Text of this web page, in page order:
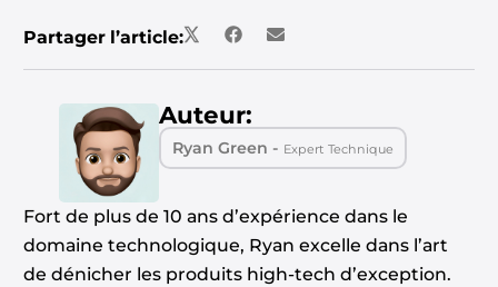
Partager l’article:
Auteur:
Ryan Green - Expert Technique
Fort de plus de 10 ans d’expérience dans le
domaine technologique, Ryan excelle dans l’art
de dénicher les produits high-tech d’exception.